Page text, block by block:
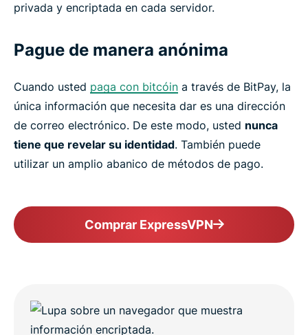
privada y encriptada en cada servidor.
Pague de manera anónima
Cuando usted paga con bitcóin a través de BitPay, la
única información que necesita dar es una dirección
de correo electrónico. De este modo, usted nunca
tiene que revelar su identidad. También puede
utilizar un amplio abanico de métodos de pago.
Comprar ExpressVPN